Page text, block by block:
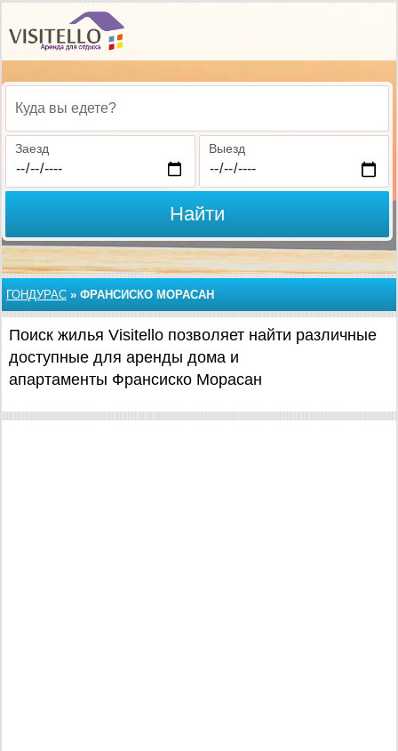
Куда вы едете?
Заезд Выезд
Найти
ГОНДУРАС » ФРАНСИСКО МОРАСАН
Поиск жилья Visitello позволяет найти различные
доступные для аренды дома и
апартаменты Франсиско Морасан